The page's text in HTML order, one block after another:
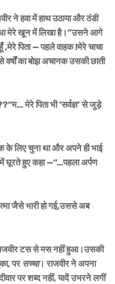
ने हवा में हाथ उठाया और ठंडी
मेरे खून में लिखा है।”उसने आगे
,मेरे पिता — पहले वाहक !मेरे चाचा
का बोझ अचानक उसकी छाती
मेरे पिता भी ‘सर्वज्ञ’ से जुड़े
के लिए चुना था और अपने ही भाई
घूरते हुए कहा —“…पहला अर्पण
जैसे भारी हो गई,उससे अब
राजवीर टस से मस नहीं हुआ।उसकी
पर सच्चा। राजवीर ने अपना
पर शब्द नहीं, यादें उभरने लगीं